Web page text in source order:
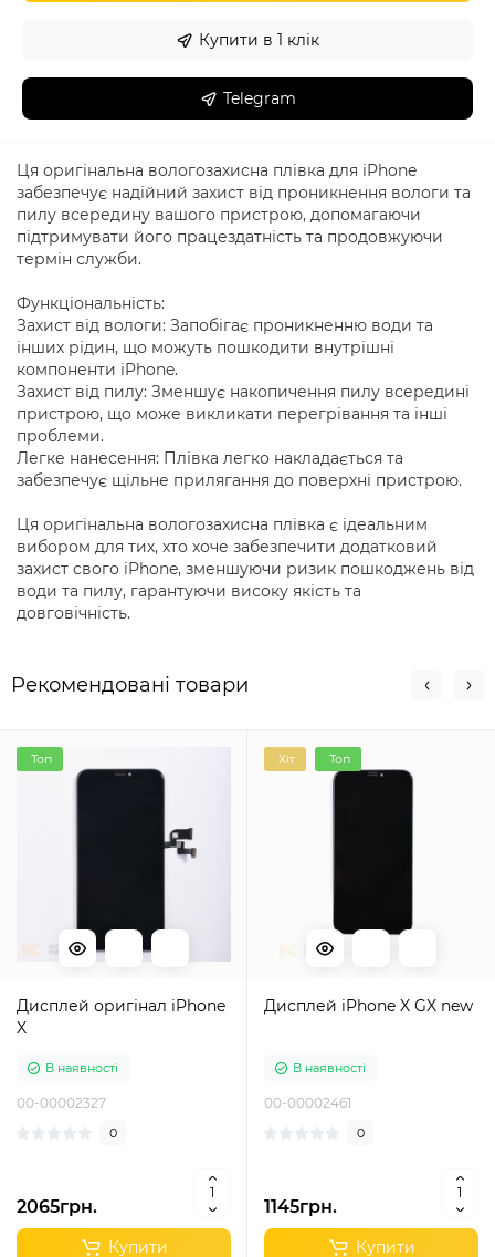
Купити в 1 клік
Telegram
Ця оригінальна вологозахисна плівка для iPhone
забезпечує надійний захист від проникнення вологи та
пилу всередину вашого пристрою, допомагаючи
підтримувати його працездатність та продовжуючи
термін служби.
Функціональність:
Захист від вологи: Запобігає проникненню води та
інших рідин, що можуть пошкодити внутрішні
компоненти iPhone.
Захист від пилу: Зменшує накопичення пилу всередині
пристрою, що може викликати перегрівання та інші
проблеми.
Легке нанесення: Плівка легко накладається та
забезпечує щільне прилягання до поверхні пристрою.
Ця оригінальна вологозахисна плівка є ідеальним
вибором для тих, хто хоче забезпечити додатковий
захист свого iPhone, зменшуючи ризик пошкоджень від
води та пилу, гарантуючи високу якість та
довговічність.
Рекомендовані товари
Топ
Дисплей оригінал iPhone
X
В наявності
00-00002327
0
2065грн.
Купити
Хіт Топ
Дисплей iPhone X GX new
В наявності
00-00002461
0
1145грн.
Купити